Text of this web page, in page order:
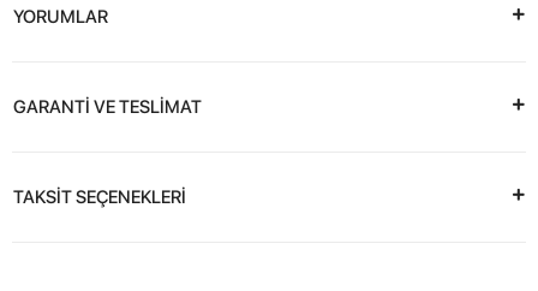
YORUMLAR
GARANTİ VE TESLİMAT
TAKSİT SEÇENEKLERİ